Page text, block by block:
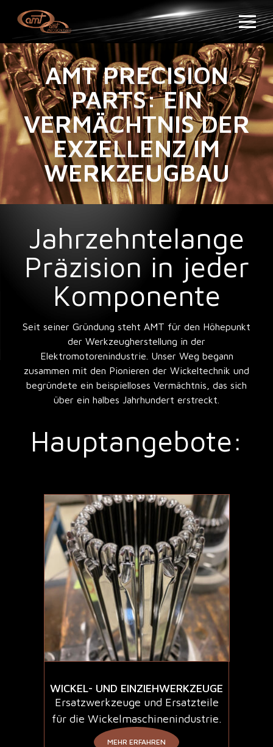
AMT PRECISION
PARTS: EIN
VERMÄCHTNIS DER
EXZELLENZ IM
WERKZEUGBAU
Jahrzehntelange
Präzision in jeder
Komponente
Seit seiner Gründung steht AMT für den Höhepunkt
der Werkzeugherstellung in der
Elektromotorenindustrie. Unser Weg begann
zusammen mit den Pionieren der Wickeltechnik und
begründete ein beispielloses Vermächtnis, das sich
über ein halbes Jahrhundert erstreckt.
Hauptangebote:
WICKEL- UND EINZIEHWERKZEUGE
Ersatzwerkzeuge und Ersatzteile
für die Wickelmaschinenindustrie.
MEHR ERFAHREN